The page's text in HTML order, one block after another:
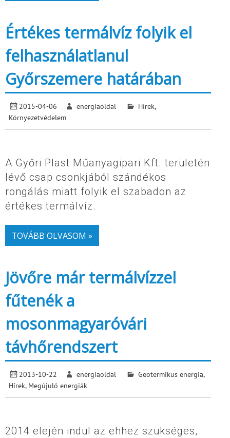
Értékes termálvíz folyik el
felhasználatlanul
Győrszemere határában
2015-04-06 energiaoldal Hírek,
Környezetvédelem
A Győri Plast Műanyagipari Kft. területén
lévő csap csonkjából szándékos
rongálás miatt folyik el szabadon az
értékes termálvíz.
TOVÁBB OLVASOM »
Jövőre már termálvízzel
fűtenék a
mosonmagyaróvári
távhőrendszert
2013-10-22 energiaoldal Geotermikus energia,
Hírek, Megújuló energiák
2014 elején indul az ehhez szükséges,